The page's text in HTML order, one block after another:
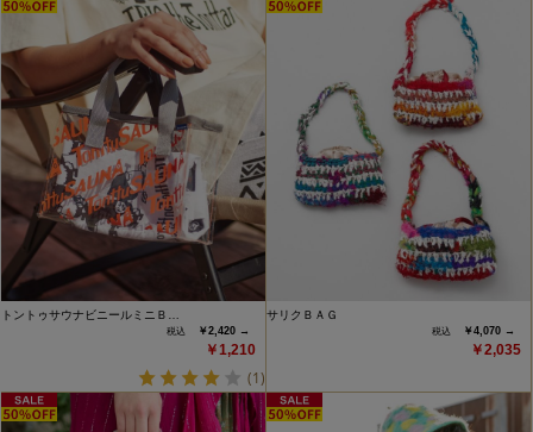
トントゥサウナビニールミニＢ…
￥2,420 →
￥1,210
(1)
サリクＢＡＧ
￥4,070 →
￥2,035